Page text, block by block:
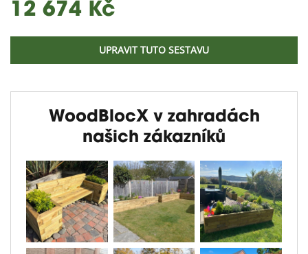
12 674 Kč
UPRAVIT TUTO SESTAVU
WoodBlocX v zahradách
našich zákazníků